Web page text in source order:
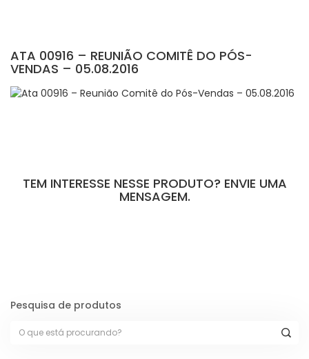
ATA 00916 – REUNIÃO COMITÊ DO PÓS-
VENDAS – 05.08.2016
TEM INTERESSE NESSE PRODUTO? ENVIE UMA
MENSAGEM.
Pesquisa de produtos